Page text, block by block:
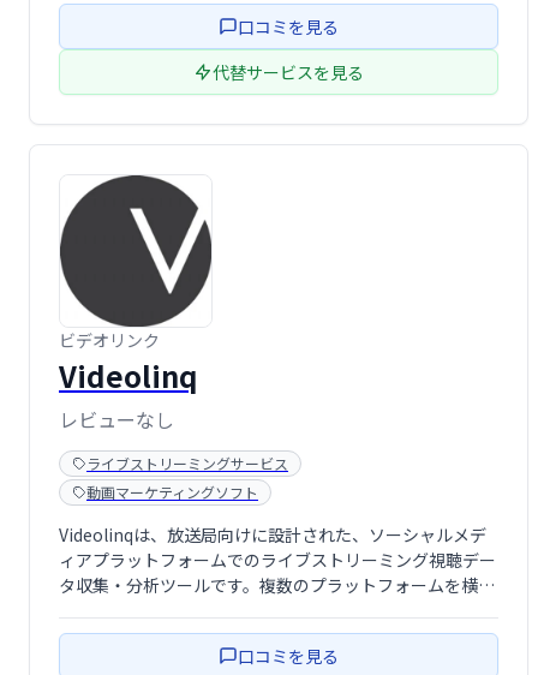
可能です。ビジネスプロモーションにおいて欠かせないツ
口コミを見る
代替サービスを見る
ビデオリンク
Videolinq
レビューなし
ライブストリーミングサービス
動画マーケティングソフト
Videolinqは、放送局向けに設計された、ソーシャルメデ
ィアプラットフォームでのライブストリーミング視聴デー
タ収集・分析ツールです。複数のプラットフォームを横断
ータに基づいた効果的な放送戦略立案を支援します。放送
業務の効率化と視聴者理解の深化を …
口コミを見る